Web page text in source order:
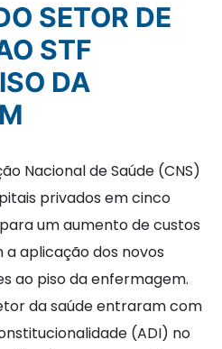
STF
DA
Nacional de Saúde (CNS)
privados em cinco
um aumento de custos
a aplicação dos novos
ao piso da enfermagem.
da saúde entraram com
(ADI) no